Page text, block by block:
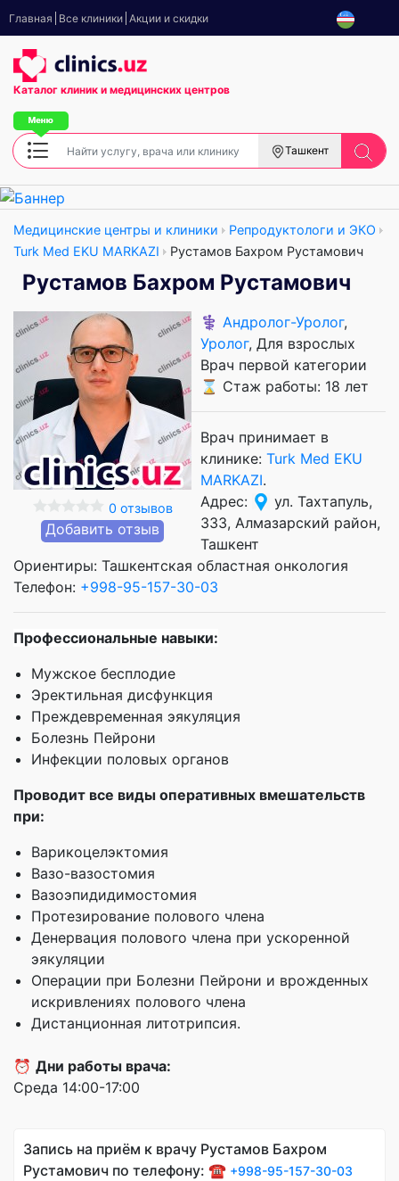
Главная Все клиники Акции и скидки
Каталог клиник и медицинских центров
Ташкент
Медицинские центры и клиники
Репродуктологи и ЭКО
Turk Med EKU MARKAZI
Рустамов Бахром Рустамович
Рустамов Бахром Рустамович
0 отзывов
Добавить отзыв
⚕️ Андролог-Уролог,
Уролог, Для взрослых
Врач первой категории
⌛ Стаж работы: 18 лет
Врач принимает в
клинике: Turk Med EKU
MARKAZI.
Адрес:
ул. Тахтапуль,
333, Алмазарский район,
Ташкент
Ориентиры: Ташкентская областная онкология
Телефон: +998-95-157-30-03
Профессиональные навыки:
Мужское бесплодие
Эректильная дисфункция
Преждевременная эякуляция
Болезнь Пейрони
Инфекции половых органов
Проводит все виды оперативных вмешательств
при:
Варикоцелэктомия
Вазо-вазостомия
Вазоэпидидимостомия
Протезирование полового члена
Денервация полового члена при ускоренной
эякуляции
Операции при Болезни Пейрони и врожденных
искривлениях полового члена
Дистанционная литотрипсия.
⏰ Дни работы врача:
Среда 14:00-17:00
Запись на приём к врачу Рустамов Бахром
Рустамович по телефону: ☎️ +998-95-157-30-03